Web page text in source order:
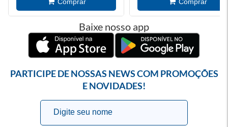
Baixe nosso app
PARTICIPE DE NOSSAS NEWS COM PROMOÇÕES
E NOVIDADES!